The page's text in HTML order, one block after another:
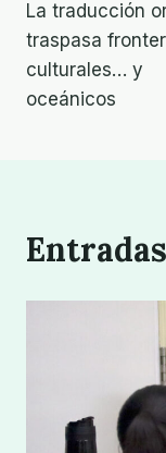
de
entradas
La traducción
traspasa
culturales… y
oceánicos